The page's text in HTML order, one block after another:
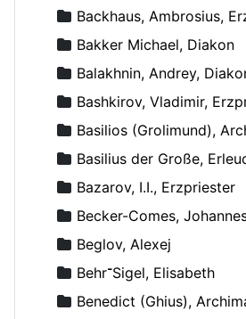
Backhaus, Ambrosius,
Bakker Michael, Diakon
Balakhnin, Andrey,
Bashkirov, Vladimir,
Basilios (Grolimund),
Basilius der Große,
Bazarov, I.I., Erzpriester
Becker-Comes,
Beglov, Alexej
Behr־Sigel, Elisabeth
Benedict (Ghius),